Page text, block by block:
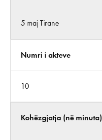
5 maj Tirane
Numri i akteve
10
Kohëzgjatja (në minuta)